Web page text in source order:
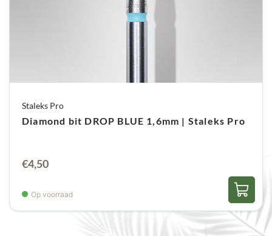
Staleks Pro
Diamond bit DROP BLUE 1,6mm | Staleks Pro
€4,50
Op voorraad